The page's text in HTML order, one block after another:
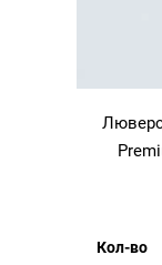
Кол-во